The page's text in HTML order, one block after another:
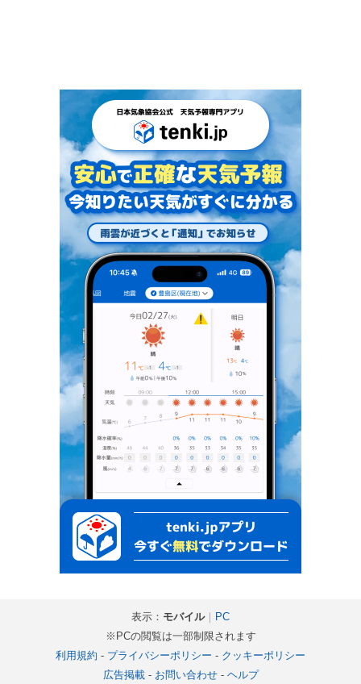
表示： モバイル｜ PC
※PCの閲覧は一部制限されます
利用規約 - プライバシーポリシー - クッキーポリシー
広告掲載- お問い合わせ- ヘルプ